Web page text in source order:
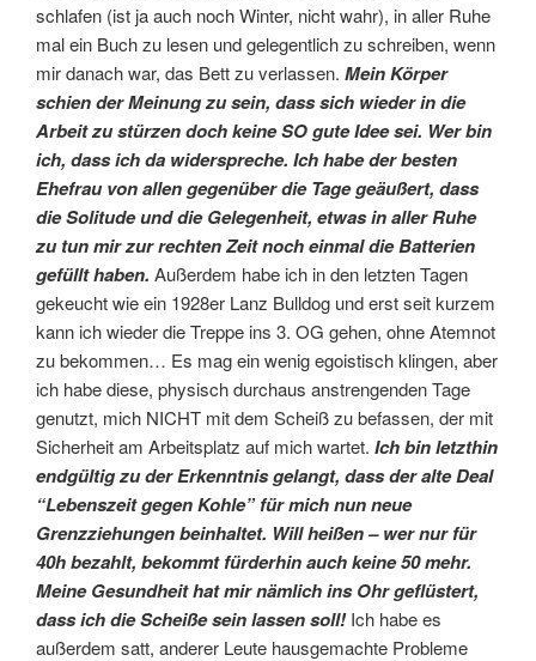
schlafen (ist ja auch noch Winter, nicht wahr), in aller Ruhe
mal ein Buch zu lesen und gelegentlich zu schreiben, wenn
mir danach war, das Bett zu verlassen. Mein Körper
schien der Meinung zu sein, dass sich wieder in die
Arbeit zu stürzen doch keine SO gute Idee sei. Wer bin
ich, dass ich da widerspreche. Ich habe der besten
Ehefrau von allen gegenüber die Tage geäußert, dass
die Solitude und die Gelegenheit, etwas in aller Ruhe
zu tun mir zur rechten Zeit noch einmal die Batterien
gefüllt haben. Außerdem habe ich in den letzten Tagen
gekeucht wie ein 1928er Lanz Bulldog und erst seit kurzem
kann ich wieder die Treppe ins 3. OG gehen, ohne Atemnot
zu bekommen… Es mag ein wenig egoistisch klingen, aber
ich habe diese, physisch durchaus anstrengenden Tage
genutzt, mich NICHT mit dem Scheiß zu befassen, der mit
Sicherheit am Arbeitsplatz auf mich wartet. Ich bin letzthin
endgültig zu der Erkenntnis gelangt, dass der alte Deal
“Lebenszeit gegen Kohle” für mich nun neue
Grenzziehungen beinhaltet. Will heißen – wer nur für
40h bezahlt, bekommt fürderhin auch keine 50 mehr.
Meine Gesundheit hat mir nämlich ins Ohr geflüstert,
dass ich die Scheiße sein lassen soll!Ich habe es
außerdem satt, anderer Leute hausgemachte Probleme